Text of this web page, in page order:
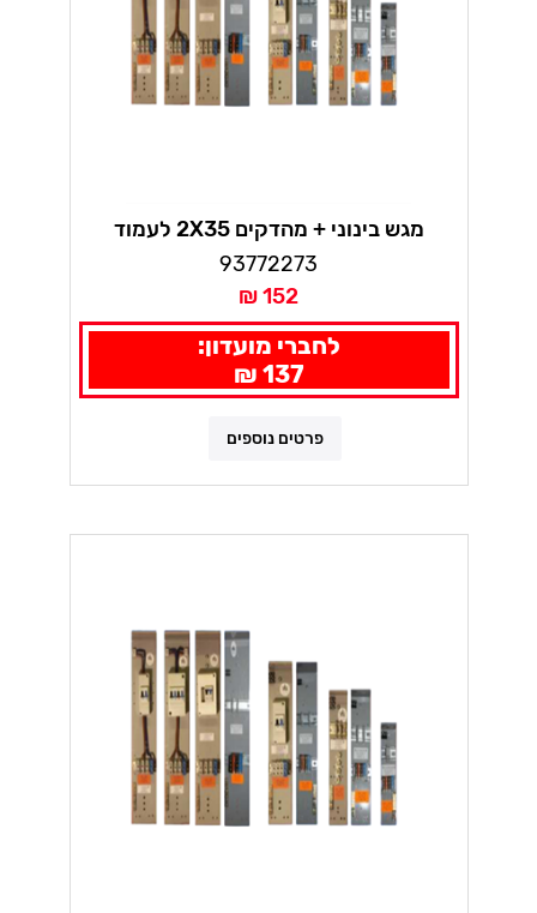
מגש בינוני + מהדקים 2X35 לעמוד
93772273
152 ₪
לחברי מועדון:
137 ₪
פרטים נוספים